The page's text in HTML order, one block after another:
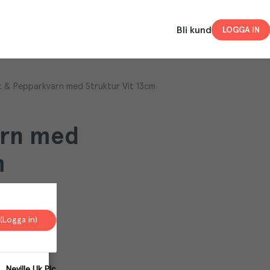
Bli kund LOGGA IN
& Pepparkvarn med Struktur Vit 13cm
med
in)